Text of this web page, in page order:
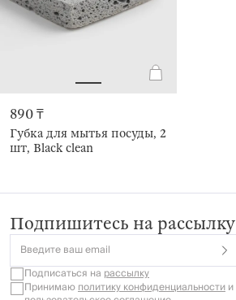
890 ₸
Губка для мытья посуды, 2
шт, Black clean
Подпишитесь на рассылку
Введите ваш email
Подписаться на рассылку
Принимаюполитику конфиденциальностии